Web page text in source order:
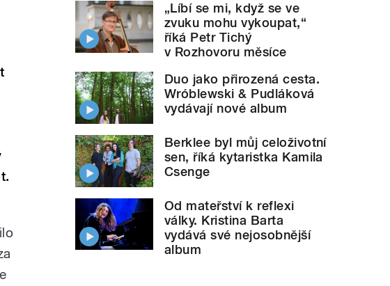
„Líbí se mi, když se ve
zvuku mohu vykoupat,“
říká Petr Tichý
v Rozhovoru měsíce
Duo jako přirozená cesta.
Wróblewski & Pudláková
vydávají nové album
Berklee byl můj celoživotní
sen, říká kytaristka Kamila
Csenge
Od mateřství k reflexi
války. Kristina Barta
vydává své nejosobnější
album